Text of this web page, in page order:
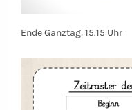
Ende Ganztag: 15.15 Uhr